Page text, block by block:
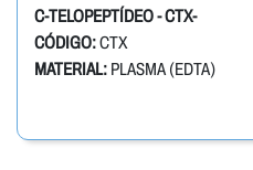
C-TELOPEPTÍDEO - CTX-
CÓDIGO:CTX
MATERIAL: PLASMA (EDTA)